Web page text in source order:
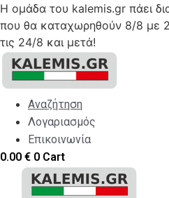
Η ομάδα του kalemis.gr πάει
που θα καταχωρηθούν 8/8 με
τις 24/8 και μετά!
Skip
content
Αναζήτηση
Λογαριασμός
Επικοινωνία
0.00 € 0 Cart